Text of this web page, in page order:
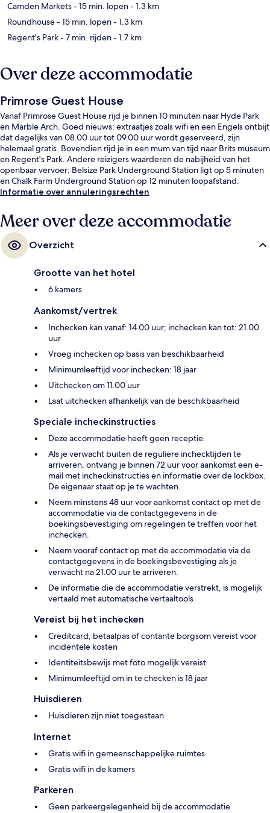
Camden Markets- 15 min. lopen- 1.3 km
Roundhouse- 15 min. lopen- 1.3 km
Regent's Park- 7 min. rijden- 1.7 km
Over deze accommodatie
Primrose Guest House
Vanaf Primrose Guest House rijd je binnen 10 minuten naar Hyde Park
en Marble Arch. Goed nieuws: extraatjes zoals wifi en een Engels ontbijt
dat dagelijks van 08.00 uur tot 09.00 uur wordt geserveerd, zijn
helemaal gratis. Bovendien rijd je in een mum van tijd naar Brits museum
en Regent's Park. Andere reizigers waarderen de nabijheid van het
openbaar vervoer: Belsize Park Underground Station ligt op 5 minuten
en Chalk Farm Underground Station op 12 minuten loopafstand.
Informatie over annuleringsrechten
Meer over deze accommodatie
Overzicht
Grootte van het hotel
6 kamers
Aankomst/vertrek
Inchecken kan vanaf: 14.00 uur; inchecken kan tot: 21.00
uur
Vroeg inchecken op basis van beschikbaarheid
Minimumleeftijd voor inchecken: 18 jaar
Uitchecken om 11.00 uur
Laat uitchecken afhankelijk van de beschikbaarheid
Speciale incheckinstructies
Deze accommodatie heeft geen receptie.
Als je verwacht buiten de reguliere inchecktijden te
arriveren, ontvang je binnen 72 uur voor aankomst een e-
mail met incheckinstructies en informatie over de lockbox.
De eigenaar staat op je te wachten.
Neem minstens 48 uur voor aankomst contact op met de
accommodatie via de contactgegevens in de
boekingsbevestiging om regelingen te treffen voor het
inchecken.
Neem vooraf contact op met de accommodatie via de
contactgegevens in de boekingsbevestiging als je
verwacht na 21.00 uur te arriveren.
De informatie die de accommodatie verstrekt, is mogelijk
vertaald met automatische vertaaltools
Vereist bij het inchecken
Creditcard, betaalpas of contante borgsom vereist voor
incidentele kosten
Identiteitsbewijs met foto mogelijk vereist
Minimumleeftijd om in te checken is 18 jaar
Huisdieren
Huisdieren zijn niet toegestaan
Internet
Gratis wifi in gemeenschappelijke ruimtes
Gratis wifi in de kamers
Parkeren
Geen parkeergelegenheid bij de accommodatie